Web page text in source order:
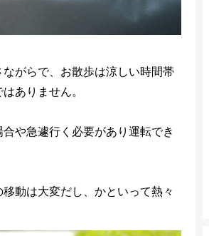
がらで、お散歩は涼しい時間帯
ありません。
や急遽行く必要があり運転でき
動は大変だし、かといって熱々